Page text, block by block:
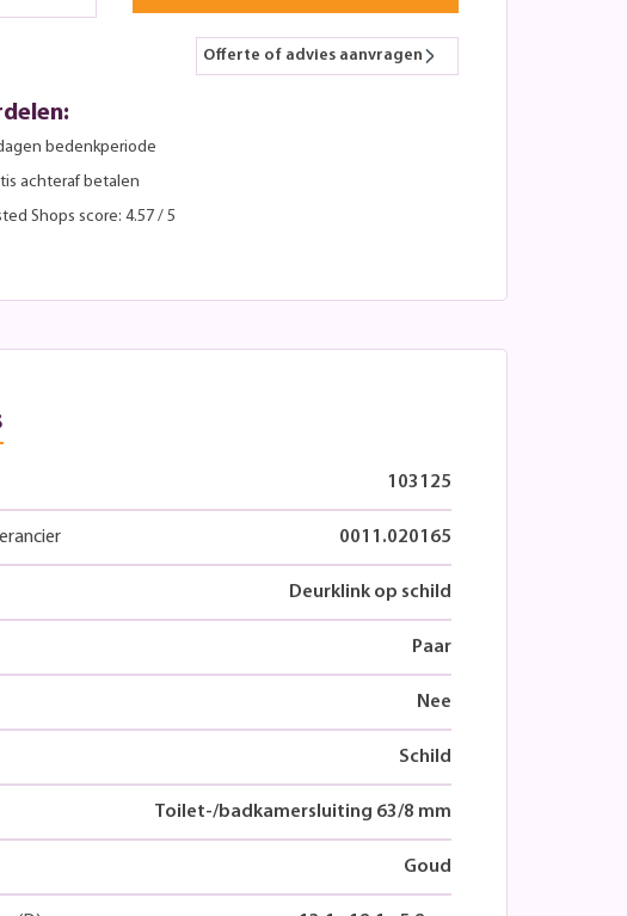
Offerte of advies aanvragen
bedenkperiode
achteraf betalen
Shops score: 4.57 / 5
103125
0011.020165
Deurklink op schild
Paar
Nee
Schild
Toilet-/badkamersluiting 63/8 mm
Goud